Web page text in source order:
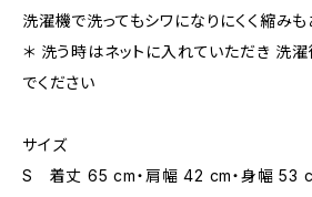
洗濯機で洗ってもシワになりにくく縮みも
＊ 洗う時はネットに入れていただき 洗
でください
サイズ
S 着丈 65 cm・肩幅 42 cm・身幅 53